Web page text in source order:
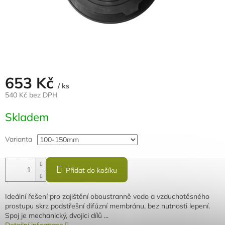
653 Kč / ks
540 Kč bez DPH
cena:
Skladem
Varianta
Přidat do košíku
Ideální řešení pro zajištění oboustranně vodo a vzduchotěsného
prostupu skrz podstřešní difúzní membránu, bez nutnosti lepení.
Spoj je mechanický, dvojici dílů ...